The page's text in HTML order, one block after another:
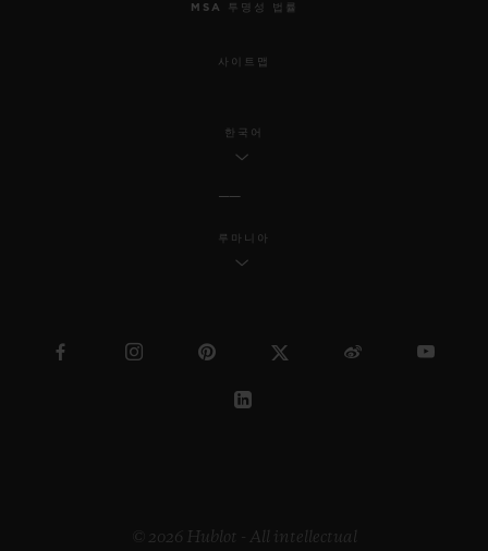
MSA 투명성 법률
사이트맵
한국어
루마니아
© 2026 Hublot - All intellectual